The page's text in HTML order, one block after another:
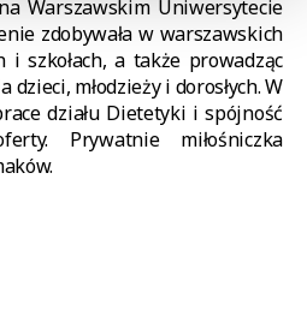
Warszawskim Uniwersytecie
zdobywała w warszawskich
i szkołach, a także prowadząc
młodzieży i dorosłych. W
działu Dietetyki i spójność
Prywatnie miłośniczka